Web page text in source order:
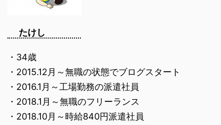
たけし
・34歳
・2015.12月～無職の状態でブログスタート
・2016.1月～工場勤務の派遣社員
・2018.1月～無職のフリーランス
・2018.10月～時給840円派遣社員